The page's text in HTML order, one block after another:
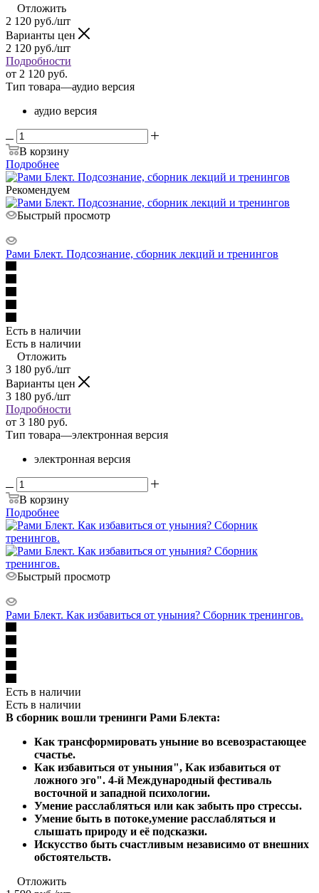
Отложить
2 120 руб./шт
Варианты цен
2 120 руб./шт
Подробности
от 2 120 руб.
Тип товара—аудио версия
аудио версия
В корзину
Подробнее
Рекомендуем
Быстрый просмотр
Рами Блект. Подсознание, сборник лекций и тренингов
Есть в наличии
Есть в наличии
Отложить
3 180 руб./шт
Варианты цен
3 180 руб./шт
Подробности
от 3 180 руб.
Тип товара—электронная версия
электронная версия
В корзину
Подробнее
Быстрый просмотр
Рами Блект. Как избавиться от уныния? Сборник тренингов.
Есть в наличии
Есть в наличии
В сборник вошли тренинги Рами Блекта:
Как трансформировать уныние во всевозрастающее
счастье.
Как избавиться от уныния", Как избавиться от
ложного эго". 4-й Международный фестиваль
восточной и западной психологии.
Умение расслабляться или как забыть про стрессы.
Умение быть в потоке,умение расслабляться и
слышать природу и её подсказки.
Искусство быть счастливым независимо от внешних
обстоятельств.
Отложить